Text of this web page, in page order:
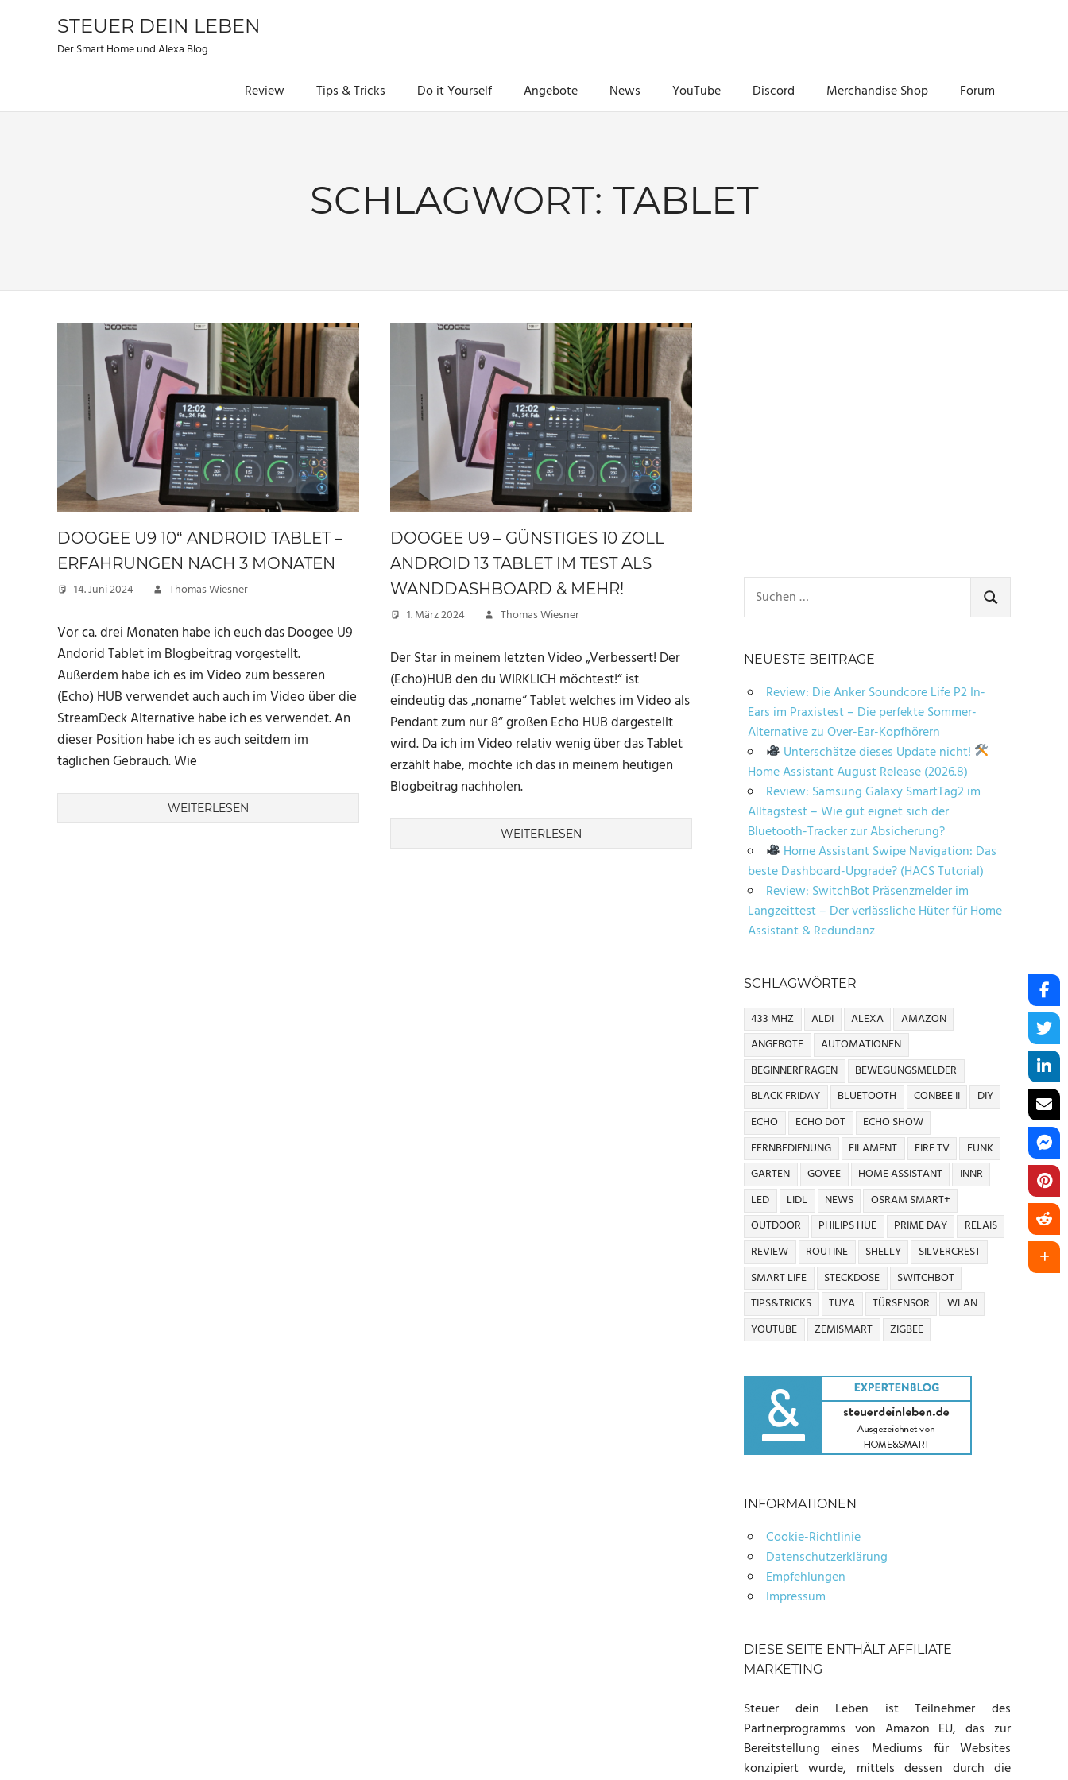
STEUER DEIN LEBEN
Der Smart Home und Alexa Blog
Review Tips & Tricks Do it Yourself Angebote News YouTube Discord Merchandise Shop Forum
SCHLAGWORT: TABLET
DOOGEE U9 10“ ANDROID TABLET –
ERFAHRUNGEN NACH 3 MONATEN
14. Juni 2024 Thomas Wiesner
Vor ca. drei Monaten habe ich euch das Doogee U9
Andorid Tablet im Blogbeitrag vorgestellt.
Außerdem habe ich es im Video zum besseren
(Echo) HUB verwendet auch auch im Video über die
StreamDeck Alternative habe ich es verwendet. An
dieser Position habe ich es auch seitdem im
täglichen Gebrauch. Wie
WEITERLESEN
DOOGEE U9 – GÜNSTIGES 10 ZOLL
ANDROID 13 TABLET IM TEST ALS
WANDDASHBOARD & MEHR!
1. März 2024 Thomas Wiesner
Der Star in meinem letzten Video „Verbessert! Der
(Echo)HUB den du WIRKLICH möchtest!“ ist
eindeutig das „noname“ Tablet welches im Video als
Pendant zum nur 8“ großen Echo HUB dargestellt
wird. Da ich im Video relativ wenig über das Tablet
erzählt habe, möchte ich das in meinem heutigen
Blogbeitrag nachholen.
WEITERLESEN
nach:
SUCHEN
NEUESTE BEITRÄGE
Review: Die Anker Soundcore Life P2 In-
Ears im Praxistest – Die perfekte Sommer-
Alternative zu Over-Ear-Kopfhörern
Unterschätze dieses Update nicht!
Home Assistant August Release (2026.8)
Review: Samsung Galaxy SmartTag2 im
Alltagstest – Wie gut eignet sich der
Bluetooth-Tracker zur Absicherung?
Home Assistant Swipe Navigation: Das
beste Dashboard-Upgrade? (HACS Tutorial)
Review: SwitchBot Präsenzmelder im
Langzeittest – Der verlässliche Hüter für Home
Assistant & Redundanz
SCHLAGWÖRTER
433 MHZ ALDI ALEXA
AMAZON
ANGEBOTE
AUTOMATIONEN
BEGINNERFRAGEN
BEWEGUNGSMELDER
BLACK FRIDAY
BLUETOOTH CONBEE II
DIY
ECHO
ECHO DOT
ECHO SHOW
FERNBEDIENUNG
FILAMENT FIRE TV
FUNK
GARTEN
GOVEE HOME ASSISTANT
INNR
LED
LIDL NEWS
OSRAM SMART+
OUTDOOR
PHILIPS HUE PRIME DAY
RELAIS
REVIEW
ROUTINE SHELLY
SILVERCREST
SMART LIFE
STECKDOSE
SWITCHBOT
TIPS&TRICKS
TUYA TÜRSENSOR
WLAN
YOUTUBE
ZEMISMART ZIGBEE
INFORMATIONEN
Cookie-Richtlinie
Datenschutzerklärung
Empfehlungen
Impressum
DIESE SEITE ENTHÄLT AFFILIATE
MARKETING
Steuer dein Leben ist Teilnehmer des
Partnerprogramms von Amazon EU, das zur
Bereitstellung eines Mediums für Websites
konzipiert wurde, mittels dessen durch die